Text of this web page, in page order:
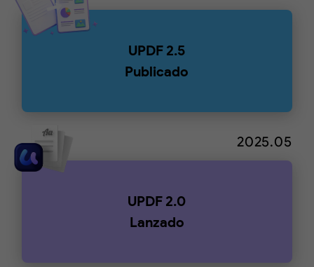
UPDF 2.5
Publicado
2025.05
UPDF 2.0
Lanzado